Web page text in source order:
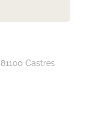
Castres